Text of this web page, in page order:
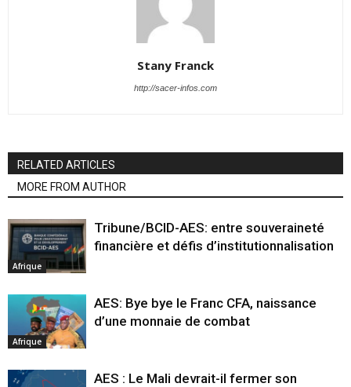
Stany Franck
http://sacer-infos.com
RELATED ARTICLES
MORE FROM AUTHOR
Afrique
Tribune/BCID-AES: entre souveraineté
financière et défis d’institutionnalisation
Afrique
AES: Bye bye le Franc CFA, naissance
d’une monnaie de combat
AES : Le Mali devrait-il fermer son